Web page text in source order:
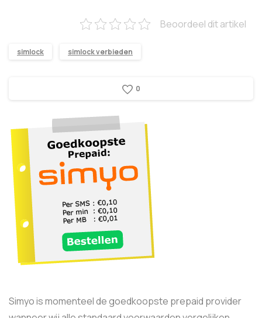
Beoordeel dit artikel
simlock simlock verbieden
0
Simyo is momenteel de goedkoopste prepaid provider